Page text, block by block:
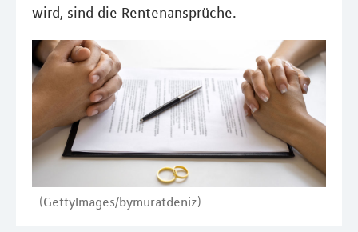
wird, sind die Rentenansprüche.
(GettyImages/bymuratdeniz)